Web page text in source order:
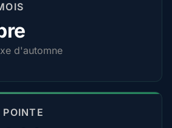
d'automne
POINTE